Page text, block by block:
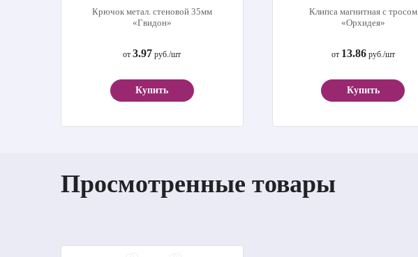
Крючок метал. стеновой 35мм
«Гвидон»
от3.97 руб./шт
Купить
Клипса магнитная с тросом
«Орхидея»
от 13.86руб./шт
Купить
Просмотренные товары